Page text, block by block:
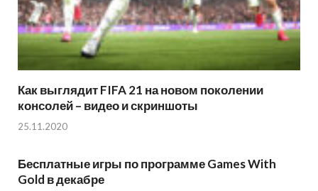
Как выглядит FIFA 21 на новом поколении
консолей – видео и скриншоты
25.11.2020
Бесплатные игры по программе Games With
Gold в декабре